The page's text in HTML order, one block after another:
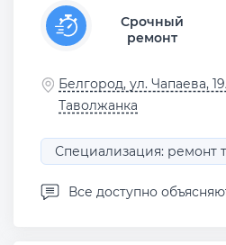
Срочный
ремонт
Белгород, ул. Чапаева,
Таволжанка
Специализация: ремонт
Все доступно